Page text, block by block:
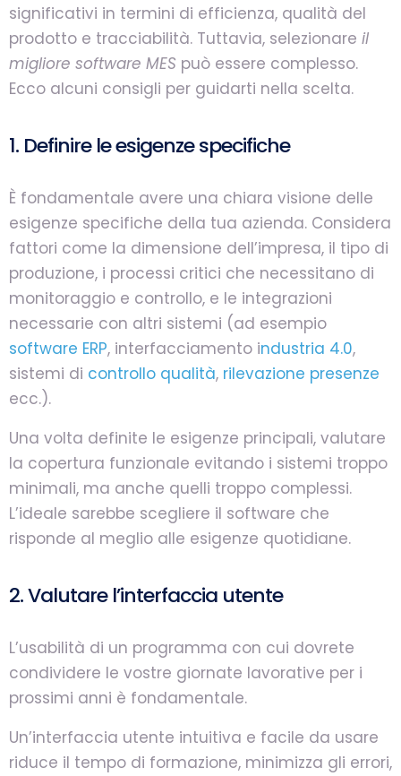
significativi in termini di efficienza, qualità del
prodotto e tracciabilità. Tuttavia, selezionare il
migliore software MES può essere complesso.
Ecco alcuni consigli per guidarti nella scelta.
1. Definire le esigenze specifiche
È fondamentale avere una chiara visione delle
esigenze specifiche della tua azienda. Considera
fattori come la dimensione dell’impresa, il tipo di
produzione, i processi critici che necessitano di
monitoraggio e controllo, e le integrazioni
necessarie con altri sistemi (ad esempio
software ERP, interfacciamento industria 4.0,
sistemi di controllo qualità, rilevazione presenze
ecc.).
Una volta definite le esigenze principali, valutare
la copertura funzionale evitando i sistemi troppo
minimali, ma anche quelli troppo complessi.
L’ideale sarebbe scegliere il software che
risponde al meglio alle esigenze quotidiane.
2. Valutare l’interfaccia utente
L’usabilità di un programma con cui dovrete
condividere le vostre giornate lavorative per i
prossimi anni è fondamentale.
Un’interfaccia utente intuitiva e facile da usare
riduce il tempo di formazione, minimizza gli errori,